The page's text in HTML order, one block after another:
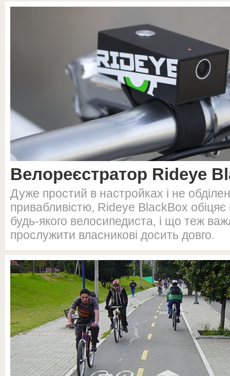
Велореєстратор Rideye
Дуже простий в настройках і не
привабливістю, Rideye BlackBox обіцяє
будь-якого велосипедиста, і що теж
прослужити власникові досить довго.